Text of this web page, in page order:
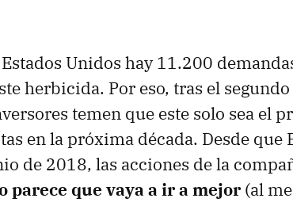
Unidos hay 11.200
herbicida. Por eso, tras el
temen que este solo sea el
en la próxima década. Desde que
de 2018, las acciones de la
parece que vaya a ir a mejor (al